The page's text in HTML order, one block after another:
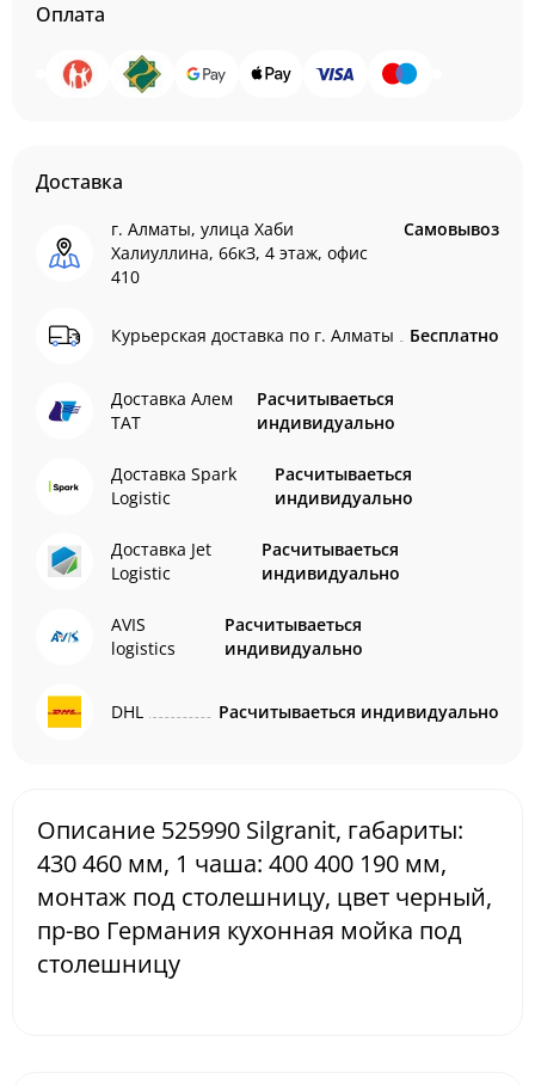
Оплата
Доставка
г. Алматы, улица Хаби
Халиуллина, 66кЗ, 4 этаж, офис
410
Самовывоз
Курьерская доставка по г. Алматы Бесплатно
Доставка Алем
ТАТ
Расчитываеться
индивидуально
Доставка Spark
Logistic
Расчитываеться
индивидуально
Доставка Jet
Logistic
Расчитываеться
индивидуально
AVIS
logistics
Расчитываеться
индивидуально
DHL Расчитываеться индивидуально
Описание 525990 Silgranit, габариты:
430 460 мм, 1 чаша: 400 400 190 мм,
монтаж под столешницу, цвет черный,
пр-во Германия кухонная мойка под
столешницу